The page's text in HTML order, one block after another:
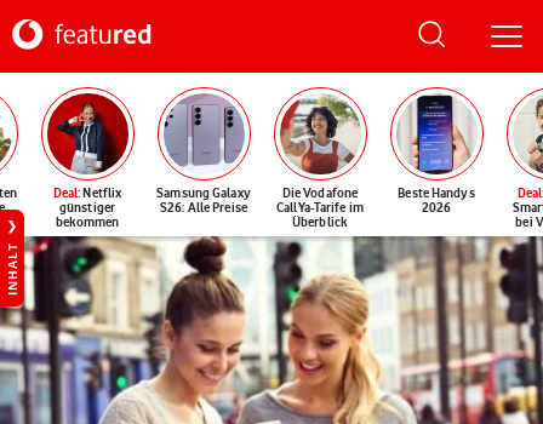
Deal: Netflix
günstiger
bekommen
Samsung Galaxy
S26: Alle Preise
Die Vodafone
CallYa-Tarife im
Überblick
Beste Handys
2026
Deal
bei
INHALT